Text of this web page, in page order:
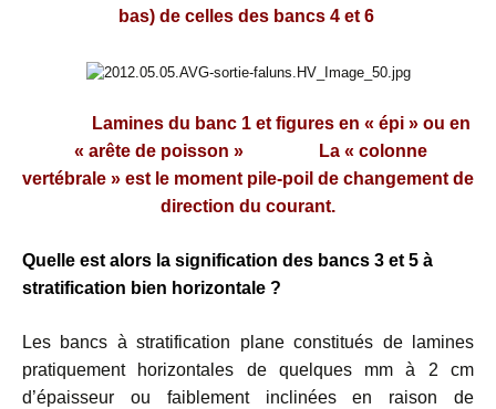
bas) de celles des bancs 4 et 6
Lamines du banc 1 et figures en « épi » ou en
« arête de poisson » La « colonne
vertébrale » est le moment pile-poil de changement de
direction du courant.
Quelle est alors la signification des bancs 3 et 5 à
stratification bien horizontale ?
Les bancs à stratification plane constitués de lamines
pratiquement horizontales de quelques mm à 2 cm
d’épaisseur ou faiblement inclinées en raison de